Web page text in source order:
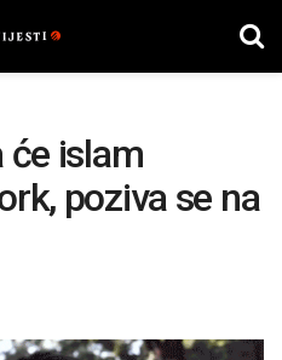
će islam
poziva se na